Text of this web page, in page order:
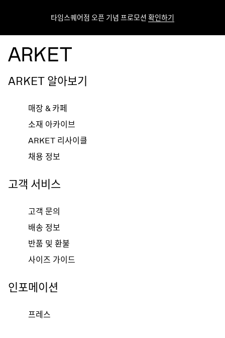
타임스퀘어점 오픈 기념 프로모션 확인하기
ARKET 알아보기
매장 & 카페
소재 아카이브
ARKET 리사이클
채용 정보
고객 서비스
고객 문의
배송 정보
반품 및 환불
사이즈 가이드
인포메이션
프레스